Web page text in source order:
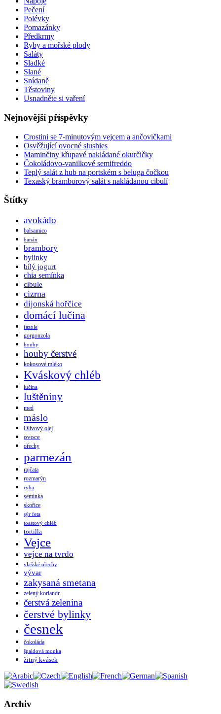
Pečení
Polévky
Pomazánky
Předkrmy
Ryby a mořské plody
Saláty
Sladké
Slané
Snídaně
Těstoviny
Usnadněte si vaření
Nejnovější příspěvky
Crostini se 7-minutovým vejcem a ančovičkami
Osvěžující ovocné slushies
Maminčiny křupavé nakládané okurčičky
Čokoládovo-vanilkové semifreddo
Teplý salát z hub na portském s beluga čočkou
Texaský bramborový salát s nakládanou cibulí
Štítky
avokádo
balsamico
banán
brambory
bylinky
bílý jogurt
chia semínka
cibule
cizrna
dijonská hořčice
domácí lučina
fazole
gorgonzola
houby
houby čerstvé
kokosové mléko
Kváskový chléb
lučina
luštěniny
med
máslo
Olivový olej
ovoce
ořechy
parmezán
rajčata
rozmarýn
ryba
semínka
skořice
sýr feta
toastový chléb
tortilla
Vejce
vejce na tvrdo
vlašské ořechy
vývar
zakysaná smetana
zelený koriandr
čerstvá zelenina
čerstvé bylinky
česnek
čokoláda
špaldová mouka
žitný kvásek
Archiv